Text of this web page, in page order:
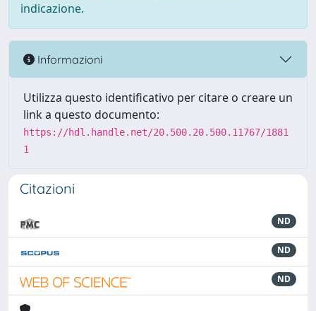
indicazione.
Informazioni
Utilizza questo identificativo per citare o creare un
link a questo documento:
https://hdl.handle.net/20.500.20.500.11767/1881
1
Citazioni
ND
ND
ND